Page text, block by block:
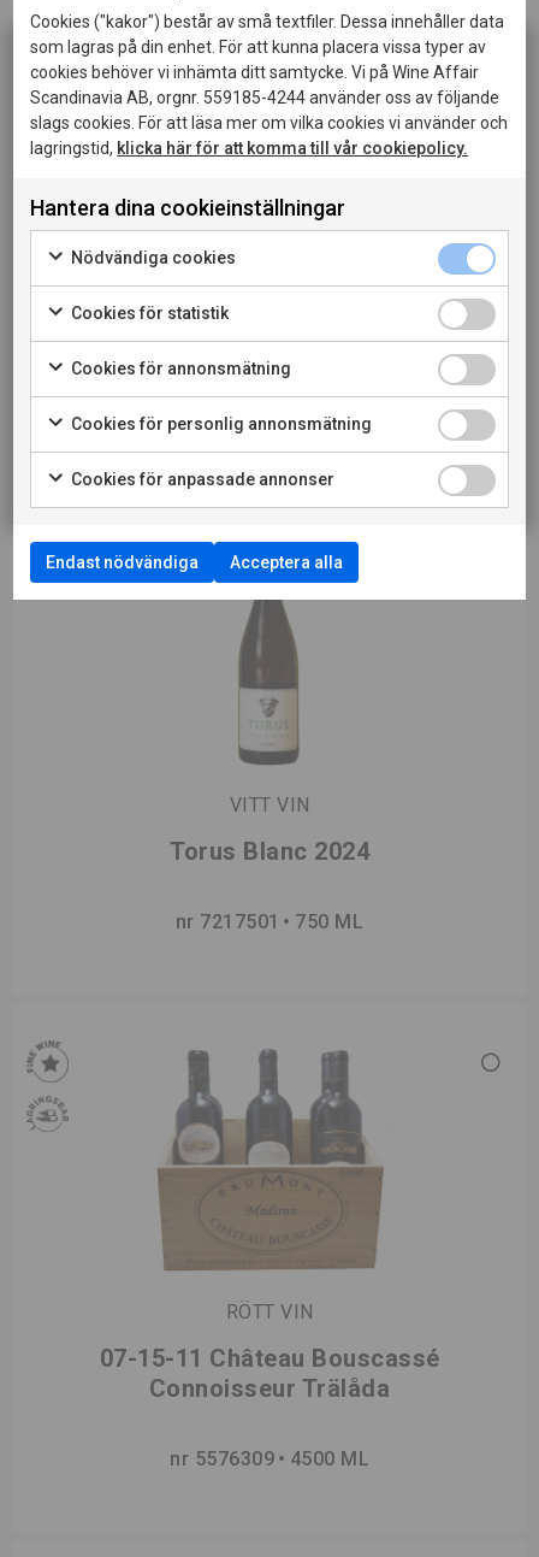
VITT VIN
Le Beaux Champs Gros Manseng-
Sauvignon Blanc 2025
nr AB3601 750 ML
VITT VIN
Torus Blanc 2024
nr 7217501 750 ML
RÖTT VIN
07-15-11 Château Bouscassé
Connoisseur Trälåda
nr 5576309 4500 ML
Cookies ("kakor") består av små textfiler. Dessa innehåller data
som lagras på din enhet. För att kunna placera vissa typer av
cookies behöver vi inhämta ditt samtycke. Vi på Wine Affair
Scandinavia AB, orgnr. 559185-4244 använder oss av följande
slags cookies. För att läsa mer om vilka cookies vi använder och
lagringstid, klicka här för att komma till vår cookiepolicy.
Hantera dina cookieinställningar
Nödvändiga cookies
Cookies för statistik
Cookies för annonsmätning
Cookies för personlig annonsmätning
Cookies för anpassade annonser
Endast nödvändiga Acceptera alla
Denna sida innehåller information om alkoholhaltiga
drycker och riktar sig till dig som fyllt 20 år.
När jag bekräftar att jag är 20 år eller äldre godkänner
jag också att webbplatsen använder cookies.
PRIVATKONSUMENT
RESTAURANGKUND